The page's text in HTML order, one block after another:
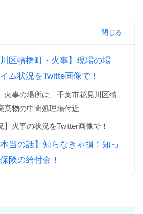
川区犢橋町・火事】現場の場
ム状況をTwitte画像で！
火事の場所は、千葉市花見川区犢
棄物の中間処理場付近
】火事の状況をTwitter画像で！
本当の話】知らなきゃ損！知っ
険の給付金！